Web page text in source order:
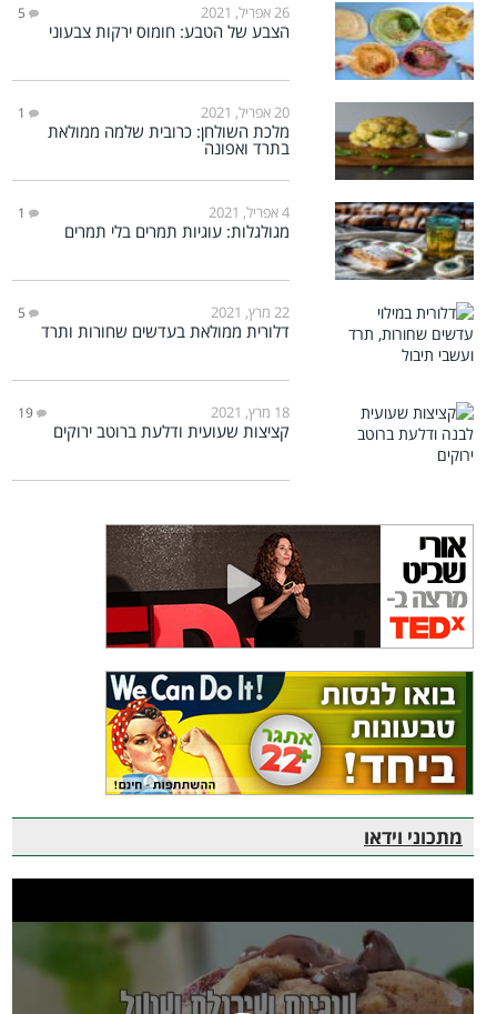
26 אפריל, 2021 5
הצבע של הטבע: חומוס ירקות צבעוני
20 אפריל, 2021 1
מלכת השולחן: כרובית שלמה ממולאת
בתרד ואפונה
4 אפריל, 2021 1
מגולגלות: עוגיות תמרים בלי תמרים
22 מרץ, 2021 5
דלורית ממולאת בעדשים שחורות ותרד
18 מרץ, 2021 19
קציצות שעועית ודלעת ברוטב ירוקים
מתכוני וידאו